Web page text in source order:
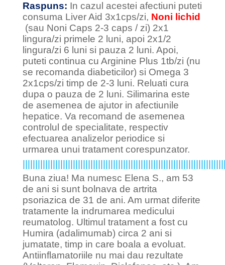
Raspuns: In cazul acestei afectiuni puteti
consuma Liver Aid 3x1cps/zi, Noni lichid
(sau Noni Caps 2-3 caps / zi) 2x1
lingura/zi primele 2 luni, apoi 2x1/2
lingura/zi 6 luni si pauza 2 luni. Apoi,
puteti continua cu Arginine Plus 1tb/zi (nu
se recomanda diabeticilor) si Omega 3
2x1cps/zi timp de 2-3 luni. Reluati cura
dupa o pauza de 2 luni. Silimarina este
de asemenea de ajutor in afectiunile
hepatice. Va recomand de asemenea
controlul de specialitate, respectiv
efectuarea analizelor periodice si
urmarea unui tratament corespunzator.
Buna ziua! Ma numesc Elena S., am 53
de ani si sunt bolnava de artrita
psoriazica de 31 de ani. Am urmat diferite
tratamente la indrumarea medicului
reumatolog. Ultimul tratament a fost cu
Humira (adalimumab) circa 2 ani si
jumatate, timp in care boala a evoluat.
Antiinflamatoriile nu mai dau rezultate